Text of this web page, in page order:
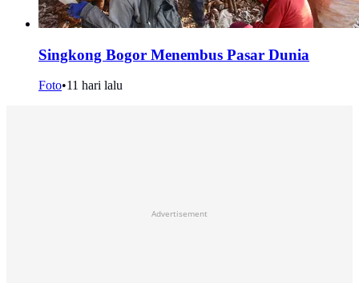
Singkong Bogor Menembus Pasar Dunia
Foto•11 hari lalu
Advertisement